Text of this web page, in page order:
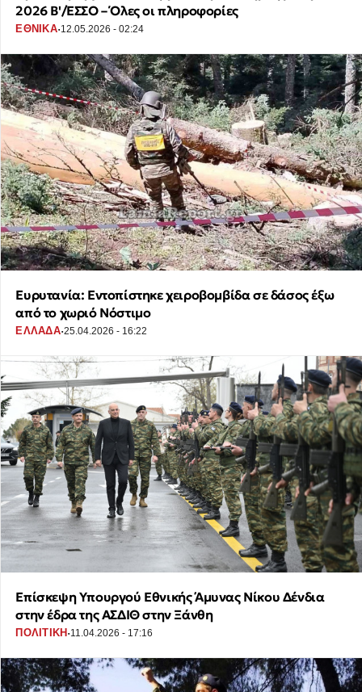
2026 Β'/ΕΣΣΟ – Όλες οι πληροφορίες
ΕΘΝΙΚΑ·12.05.2026 - 02:24
Ευρυτανία: Εντοπίστηκε χειροβομβίδα σε δάσος έξω
από το χωριό Νόστιμο
ΕΛΛΑΔΑ·25.04.2026 - 16:22
Επίσκεψη Υπουργού Εθνικής Άμυνας Νίκου Δένδια
στην έδρα της ΑΣΔΙΘ στην Ξάνθη
ΠΟΛΙΤΙΚΗ ·11.04.2026 - 17:16